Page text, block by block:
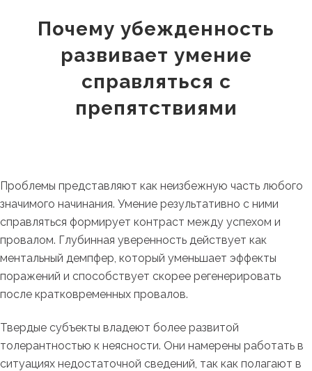
Почему убежденность
развивает умение
справляться с
препятствиями
Проблемы представляют как неизбежную часть любого
значимого начинания. Умение результативно с ними
справляться формирует контраст между успехом и
провалом. Глубинная уверенность действует как
ментальный демпфер, который уменьшает эффекты
поражений и способствует скорее регенерировать
после кратковременных провалов.
Твердые субъекты владеют более развитой
толерантностью к неясности. Они намерены работать в
ситуациях недостаточной сведений, так как полагают в